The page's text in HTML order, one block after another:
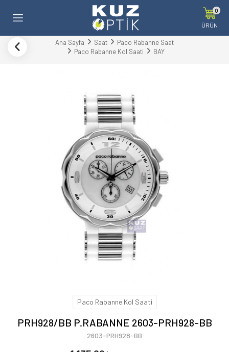
0
ÜRÜN
Ana Sayfa Saat
Paco Rabanne Saat
Paco Rabanne Kol Saati
BAY
Paco Rabanne Kol Saati
PRH928/BB P.RABANNE 2603-PRH928-BB
2603-PRH928-BB